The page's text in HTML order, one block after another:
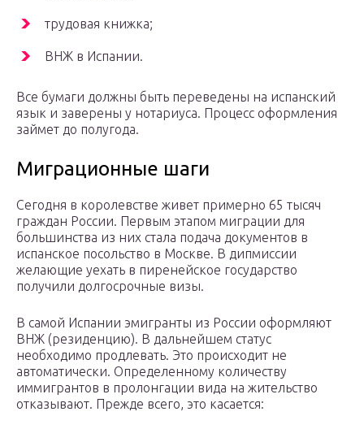
трудовая книжка;
ВНЖ в Испании.
Все бумаги должны быть переведены на испанский
язык и заверены у нотариуса. Процесс оформления
займет до полугода.
Миграционные шаги
Сегодня в королевстве живет примерно 65 тысяч
граждан России. Первым этапом миграции для
большинства из них стала подача документов в
испанское посольство в Москве. В дипмиссии
желающие уехать в пиренейское государство
получили долгосрочные визы.
В самой Испании эмигранты из России оформляют
ВНЖ (резиденцию). В дальнейшем статус
необходимо продлевать. Это происходит не
автоматически. Определенному количеству
иммигрантов в пролонгации вида на жительство
отказывают. Прежде всего, это касается: